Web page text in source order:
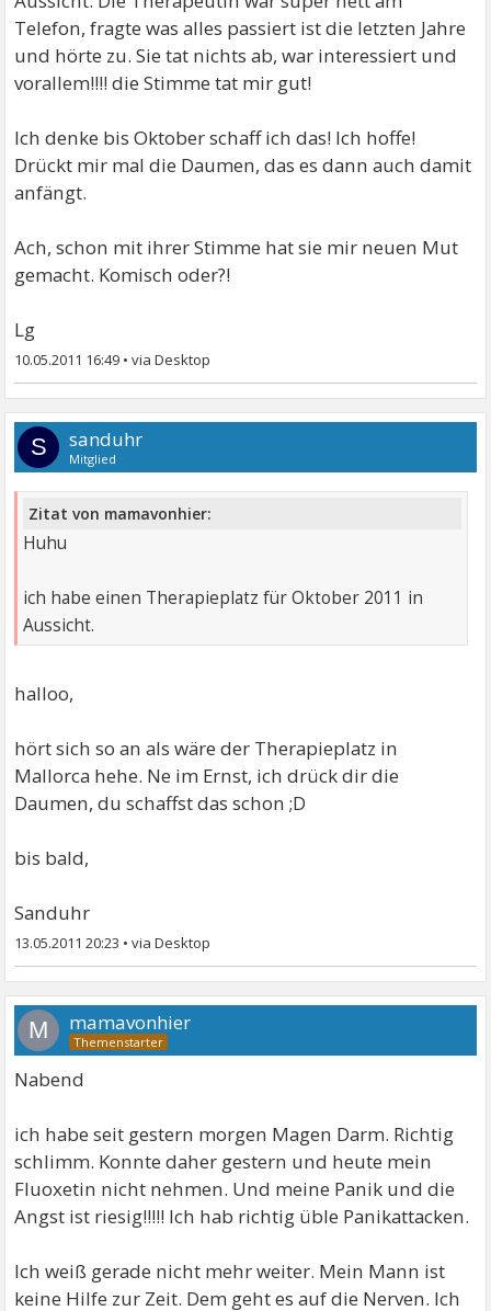
Telefon, fragte was alles passiert ist die letzten Jahre
und hörte zu. Sie tat nichts ab, war interessiert und
vorallem!!!! die Stimme tat mir gut!
Ich denke bis Oktober schaff ich das! Ich hoffe!
Drückt mir mal die Daumen, das es dann auch damit
anfängt.
Ach, schon mit ihrer Stimme hat sie mir neuen Mut
gemacht. Komisch oder?!
Lg
10.05.2011 16:49 •
S sanduhr
Mitglied
Zitat von mamavonhier:
Huhu
ich habe einen Therapieplatz für Oktober 2011 in
Aussicht.
halloo,
hört sich so an als wäre der Therapieplatz in
Mallorca hehe. Ne im Ernst, ich drück dir die
Daumen, du schaffst das schon ;D
bis bald,
Sanduhr
13.05.2011 20:23 •
M mamavonhier
Nabend
ich habe seit gestern morgen Magen Darm. Richtig
schlimm. Konnte daher gestern und heute mein
Fluoxetin nicht nehmen. Und meine Panik und die
Angst ist riesig!!!!! Ich hab richtig üble Panikattacken.
Ich weiß gerade nicht mehr weiter. Mein Mann ist
keine Hilfe zur Zeit. Dem geht es auf die Nerven. Ich